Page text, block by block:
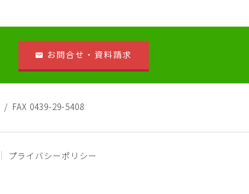
お問合せ・資料請求
FAX 0439-29-5408
プライバシーポリシー